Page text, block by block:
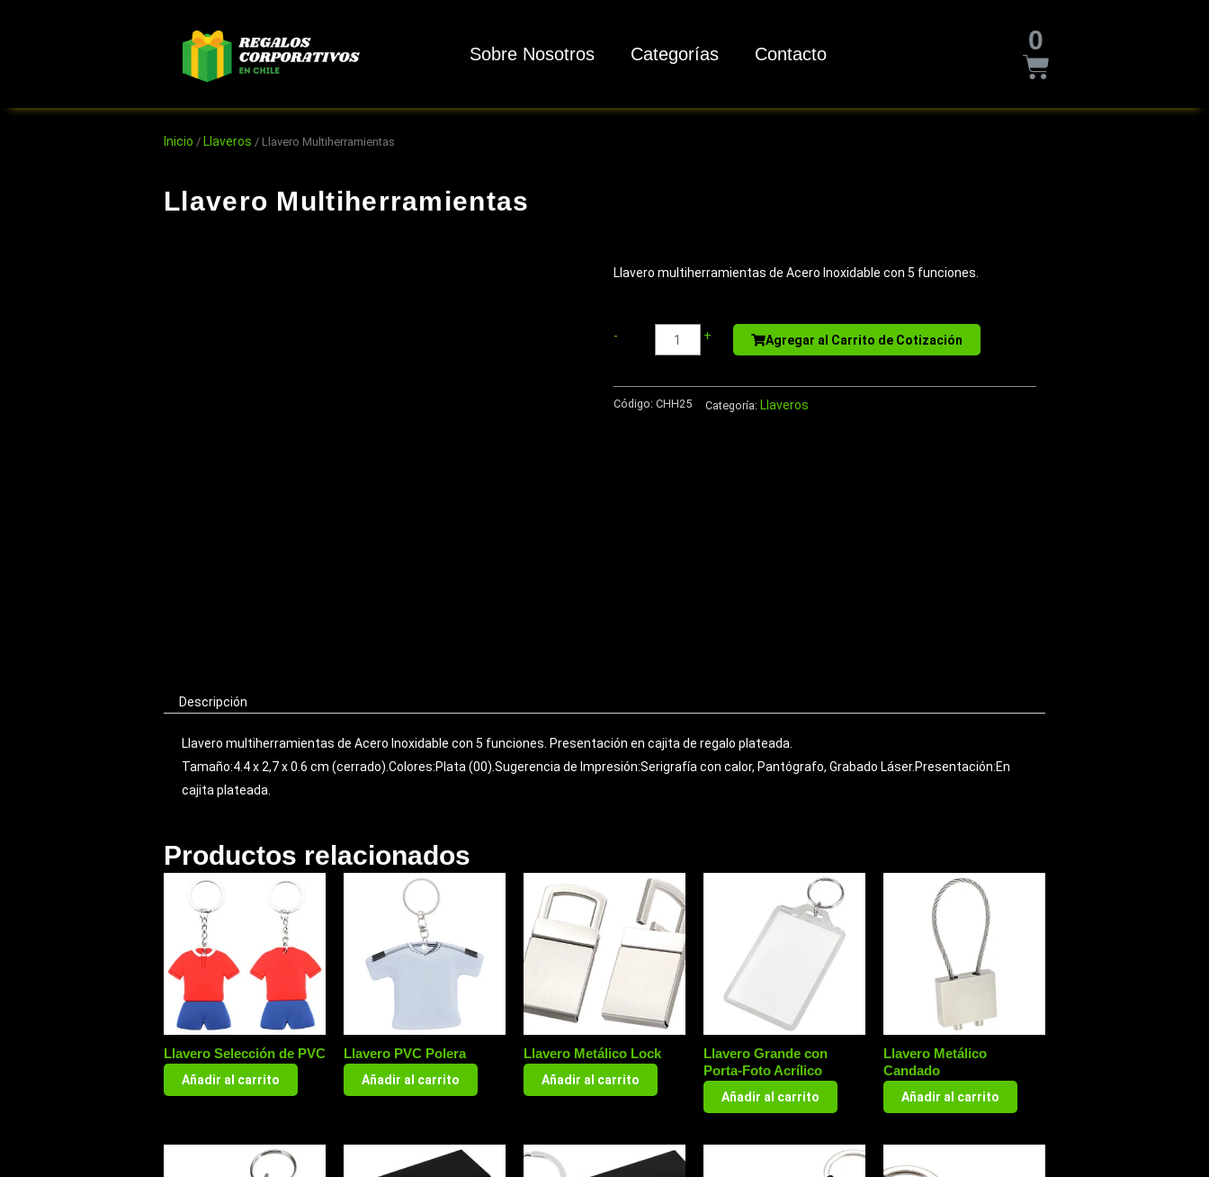
Sobre Nosotros Categorías Contacto 0
Inicio / Llaveros / Llavero Multiherramientas
Llavero Multiherramientas
Llavero multiherramientas de Acero Inoxidable con 5 funciones.
-
Bottle
Aluminio
+ Agregar al Carrito de Cotización
Código: CHH25 Categoría: Llaveros
Descripción
Llavero multiherramientas de Acero Inoxidable con 5 funciones. Presentación en cajita de regalo plateada.
Tamaño:4.4 x 2,7 x 0.6 cm (cerrado).Colores:Plata (00).Sugerencia de Impresión:Serigrafía con calor, Pantógrafo, Grabado Láser.Presentación:En
cajita plateada.
Productos relacionados
Llavero Selección de PVC
Añadir al carrito
Llavero PVC Polera
Añadir al carrito
Llavero Metálico Lock
Añadir al carrito
Llavero Grande con
Porta-Foto Acrílico
Añadir al carrito
Llavero Metálico
Candado
Añadir al carrito